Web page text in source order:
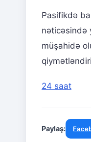
Pasifikdə
nəticəsində
müşahidə
24 saat
Paylaş: